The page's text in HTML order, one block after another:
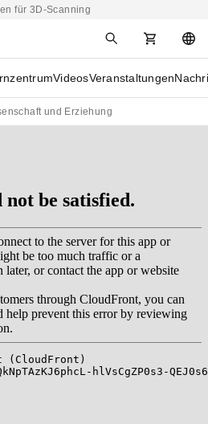
für 3D-Scanning
VideosVeranstaltungen
und Erziehung